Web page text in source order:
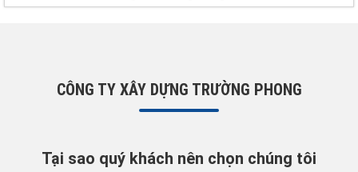
CÔNG TY XÂY DỰNG TRƯỜNG PHONG
Tại sao quý khách nên chọn chúng tôi